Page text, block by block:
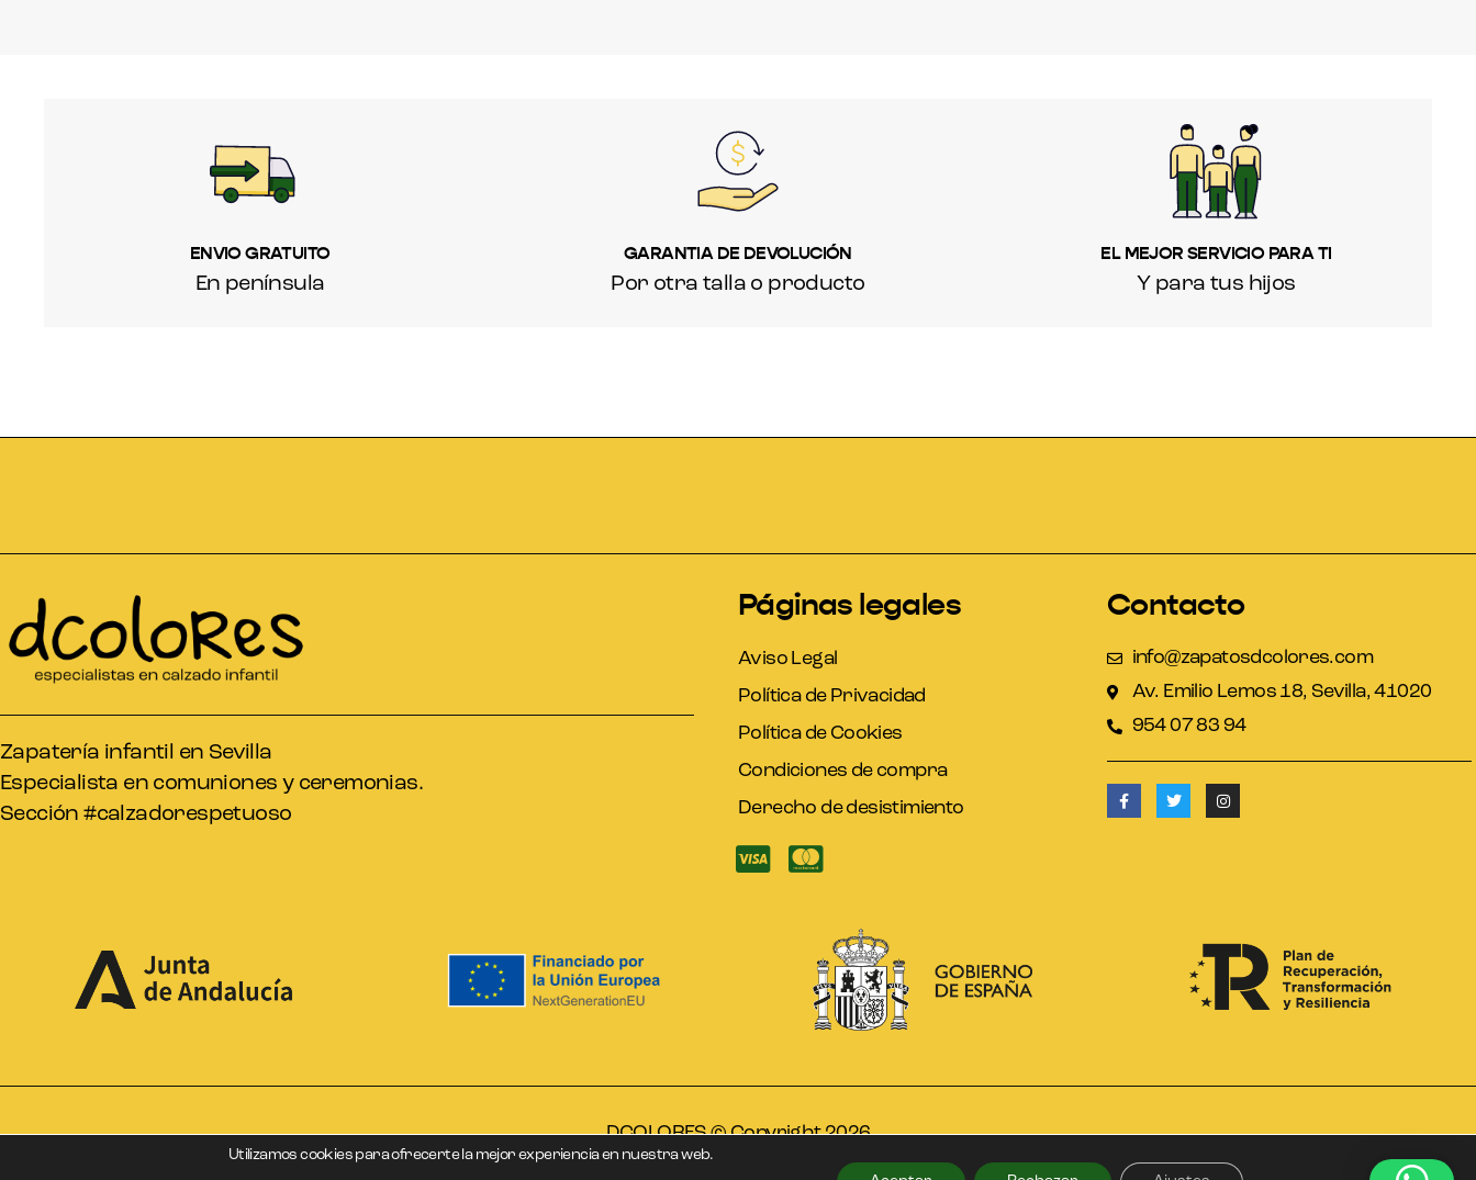
ENVIO GRATUITO
En península
GARANTIA DE DEVOLUCIÓN
Por otra talla o producto
EL MEJOR SERVICIO PARA TI
Y para tus hijos
Zapatería infantil en Sevilla
Especialista en comuniones y ceremonias.
Sección #calzadorespetuoso
Páginas legales
Aviso Legal
Política de Privacidad
Política de Cookies
Condiciones de compra
Derecho de desistimiento
Contacto
info@zapatosdcolores.com
Av. Emilio Lemos 18, Sevilla, 41020
954 07 83 94
DCOLORES © Copyright 2026
Utilizamos cookies para ofrecerte la mejor experiencia en nuestra web.